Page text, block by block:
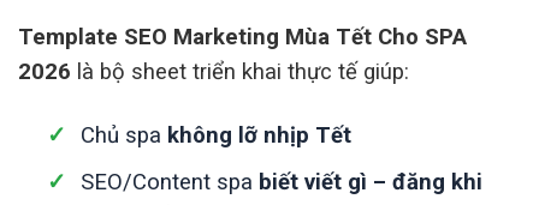
Template SEO Marketing Mùa Tết Cho SPA
2026 là bộ sheet triển khai thực tế giúp:
Chủ spa không lỡ nhịp Tết
SEO/Content spa biết viết gì – đăng khi